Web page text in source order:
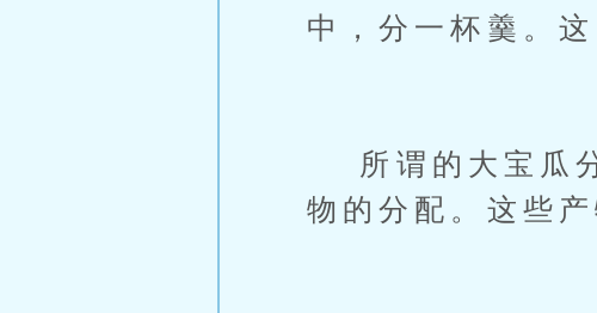
中，分一杯羹。这
所谓的大宝瓜分
物的分配。这些产